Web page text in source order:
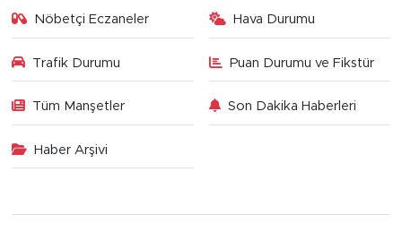
Nöbetçi Eczaneler Hava Durumu
Trafik Durumu Puan Durumu ve Fikstür
Tüm Manşetler Son Dakika Haberleri
Haber Arşivi